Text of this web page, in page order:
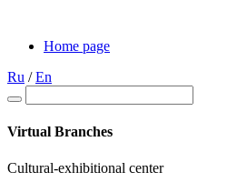
Home page
Ru /En
Virtual Branches
Cultural-exhibitional center